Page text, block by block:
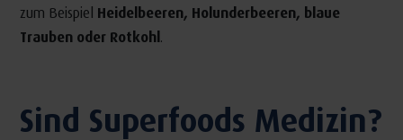
zum Beispiel Heidelbeeren, Holunderbeeren, blaue
Trauben oder Rotkohl.
Sind Superfoods Medizin?